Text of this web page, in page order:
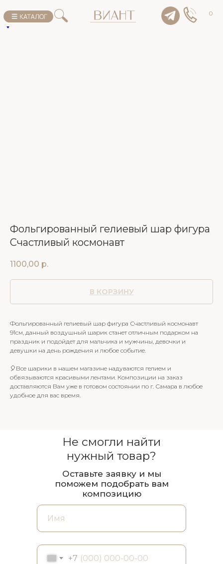
0
Фольгированный гелиевый шар фигура
Счастливый космонавт
1100,00 р.
В КОРЗИНУ
Фольгированный гелиевый шар фигура Счастливый космонавт
91см, данный воздушный шарик станет отличным подарком на
праздник и подойдет для мальчика и мужчины, девочки и
девушки на день рождения и любое событие.
🎈Все шарики в нашем магазине надуваются гелием и
обвязываются красивыми лентами. Композиции на заказ
доставляются Вам уже в готовом состоянии по г. Самара в любое
удобное для вас время.
+7
Не смогли найти
нужный товар?
Оставьте заявку и мы
поможем подобрать вам
композицию